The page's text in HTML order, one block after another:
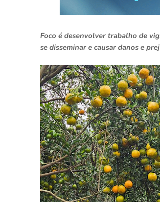
Foco é desenvolver trabalho de
se disseminar e causar danos e